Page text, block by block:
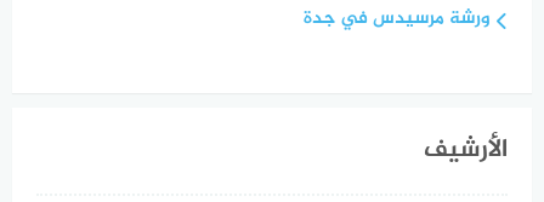
ورشة مرسيدس في جدة
الأرشيف